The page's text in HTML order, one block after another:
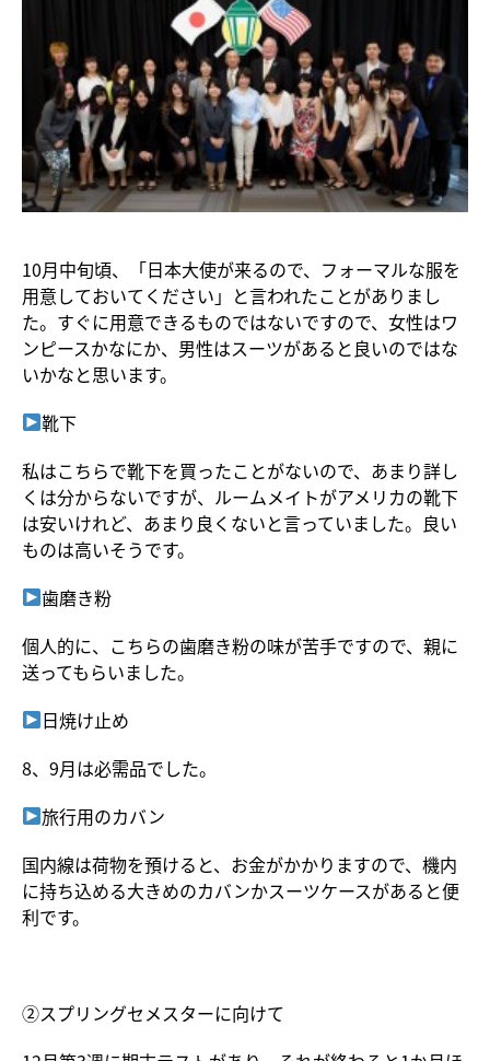
10月中旬頃、「日本大使が来るので、フォーマルな服を
用意しておいてください」と言われたことがありまし
た。すぐに用意できるものではないですので、女性はワ
ンピースかなにか、男性はスーツがあると良いのではな
いかなと思います。
靴下
私はこちらで靴下を買ったことがないので、あまり詳し
くは分からないですが、ルームメイトがアメリカの靴下
は安いけれど、あまり良くないと言っていました。良い
ものは高いそうです。
歯磨き粉
個人的に、こちらの歯磨き粉の味が苦手ですので、親に
送ってもらいました。
日焼け止め
8、9月は必需品でした。
旅行用のカバン
国内線は荷物を預けると、お金がかかりますので、機内
に持ち込める大きめのカバンかスーツケースがあると便
利です。
②スプリングセメスターに向けて